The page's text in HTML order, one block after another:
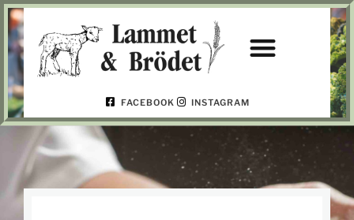
FACEBOOK INSTAGRAM